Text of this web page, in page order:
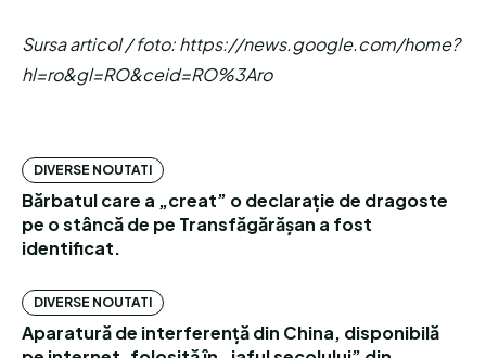
Sursa articol / foto: https://news.google.com/home?
hl=ro&gl=RO&ceid=RO%3Aro
DIVERSE NOUTATI
Bărbatul care a „creat” o declarație de dragoste
pe o stâncă de pe Transfăgărășan a fost
identificat.
DIVERSE NOUTATI
Aparatură de interferență din China, disponibilă